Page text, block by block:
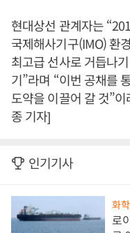
현대상선 관계자는
국제해사기구(IMO) 환
최고급 선사로 거듭나
기”라며 “이번 공채를
도약을 이끌어 갈 것”
종 기자]
인기기사
화
로